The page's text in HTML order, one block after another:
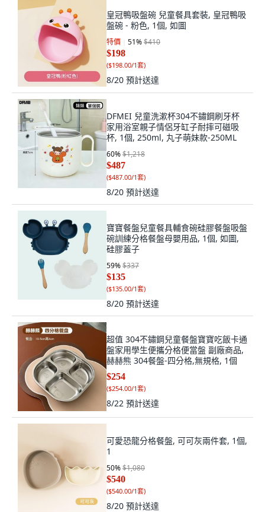
皇冠鴨吸盤碗 兒童餐具套裝, 皇冠鴨吸
盤碗 - 粉色, 1個, 如圖
特價 51%$410
$198
($198.00/1套)
8/20 預計送達
DFMEI 兒童洗漱杯304不鏽鋼刷牙杯
家用浴室親子情侶牙缸子耐摔可磁吸
杯, 1個, 250ml, 丸子萌妹款-250ML
60%$1,218
$487
($487.00/1套)
8/20 預計送達
寶寶餐盤兒童餐具輔食碗硅膠餐盤吸盤
碗訓練分格餐盤母嬰用品, 1個, 如圖,
硅膠蓋子
59%$337
$135
($135.00/1套)
8/20 預計送達
超值 304不鏽鋼兒童餐盤寶寶吃飯卡通
盤家用學生便攜分格便當盤 副廠商品,
赫赫熊 304餐盤-四分格,無規格, 1個
$254
($254.00/1套)
8/22 預計送達
可愛恐龍分格餐盤, 可可灰兩件套, 1個,
1
50%$1,080
$540
($540.00/1套)
8/20 預計送達